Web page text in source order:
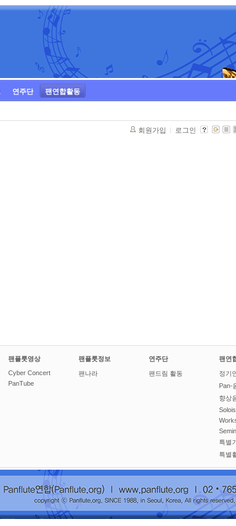
연주단 팬연합활동
회원가입 로그인
팬플룻영상
Cyber Concert
PanTube
팬플룻정보
팬나라
연주단
팬드림 활동
팬연
정기
Pan-
향상
특별
특별